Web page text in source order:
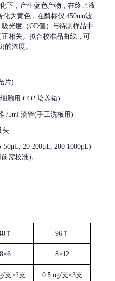
下，产生蓝色产物，在终止液
化为黄色，在酶标仪 450nm波
光度（OD值）与待测样品中
正相关。拟合校准品曲线，可
的浓度。
片)
胞用 CO2 培养箱)
/5ml 滴管(手工洗板用)
头
50μL, 20-200μL, 200-1000μL)
需校准)。
Ｔ 96Ｔ
8×6 8×12
支×2支 0.5 ng/支×3支